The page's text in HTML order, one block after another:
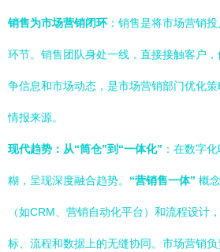
销售为市场营销闭环：销售是将市场营销
环节。销售团队身处一线，直接接触客户
争信息和市场动态，是市场营销部门优化
情报来源。
现代趋势：从“筒仓”到“一体化” ：在数字
糊，呈现深度融合趋势。 “营销售一体” 概
（如CRM、营销自动化平台）和流程设计
标、流程和数据上的无缝协同。市场营销负